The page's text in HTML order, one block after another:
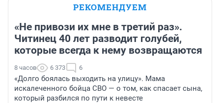
РЕКОМЕНДУЕМ
«Не привози их мне в третий раз».
Читинец 40 лет разводит голубей,
которые всегда к нему возвращаются
8 часов 6 373 6
«Долго боялась выходить на улицу». Мама
искалеченного бойца СВО — о том, как спасает сына,
который разбился по пути к невесте